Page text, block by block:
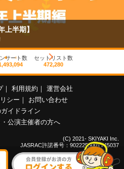
上半期】
サート数
セットリスト数
472,280
｜ 利用規約 ｜ 運営会社
シー ｜
お問い合わせ
イドライン
公演主催者の方へ
(C) 2021- SKIYAKI Inc.
JASRAC許諾番号：9022255001Y45037